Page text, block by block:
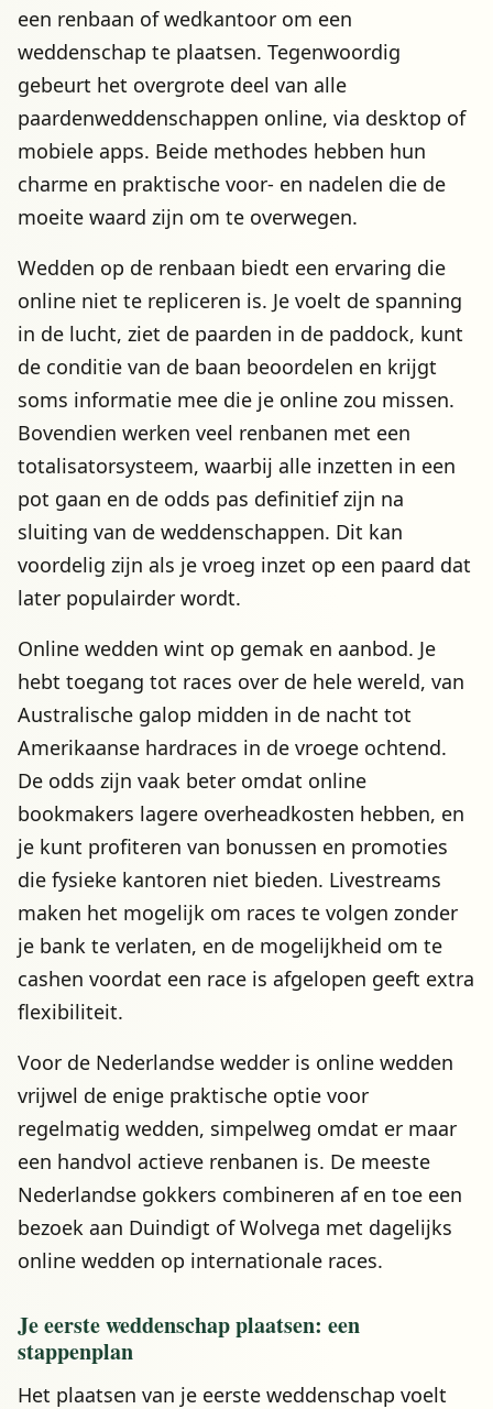
een renbaan of wedkantoor om een
weddenschap te plaatsen. Tegenwoordig
gebeurt het overgrote deel van alle
paardenweddenschappen online, via desktop of
mobiele apps. Beide methodes hebben hun
charme en praktische voor- en nadelen die de
moeite waard zijn om te overwegen.
Wedden op de renbaan biedt een ervaring die
online niet te repliceren is. Je voelt de spanning
in de lucht, ziet de paarden in de paddock, kunt
de conditie van de baan beoordelen en krijgt
soms informatie mee die je online zou missen.
Bovendien werken veel renbanen met een
totalisatorsysteem, waarbij alle inzetten in een
pot gaan en de odds pas definitief zijn na
sluiting van de weddenschappen. Dit kan
voordelig zijn als je vroeg inzet op een paard dat
later populairder wordt.
Online wedden wint op gemak en aanbod. Je
hebt toegang tot races over de hele wereld, van
Australische galop midden in de nacht tot
Amerikaanse hardraces in de vroege ochtend.
De odds zijn vaak beter omdat online
bookmakers lagere overheadkosten hebben, en
je kunt profiteren van bonussen en promoties
die fysieke kantoren niet bieden. Livestreams
maken het mogelijk om races te volgen zonder
je bank te verlaten, en de mogelijkheid om te
cashen voordat een race is afgelopen geeft extra
flexibiliteit.
Voor de Nederlandse wedder is online wedden
vrijwel de enige praktische optie voor
regelmatig wedden, simpelweg omdat er maar
een handvol actieve renbanen is. De meeste
Nederlandse gokkers combineren af en toe een
bezoek aan Duindigt of Wolvega met dagelijks
online wedden op internationale races.
Je eerste weddenschap plaatsen: een
stappenplan
Het plaatsen van je eerste weddenschap voelt